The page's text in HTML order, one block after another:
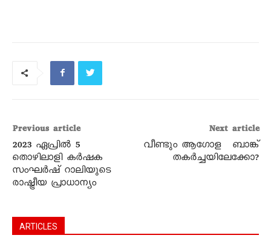
Previous article
2023 ഏപ്രിൽ 5
തൊഴിലാളി കർഷക
സംഘർഷ് റാലിയുടെ
രാഷ്ട്രീയ പ്രാധാന്യം
Next article
വീണ്ടും ആഗോള ബാങ്ക്
തകർച്ചയിലേക്കോ?
ARTICLES